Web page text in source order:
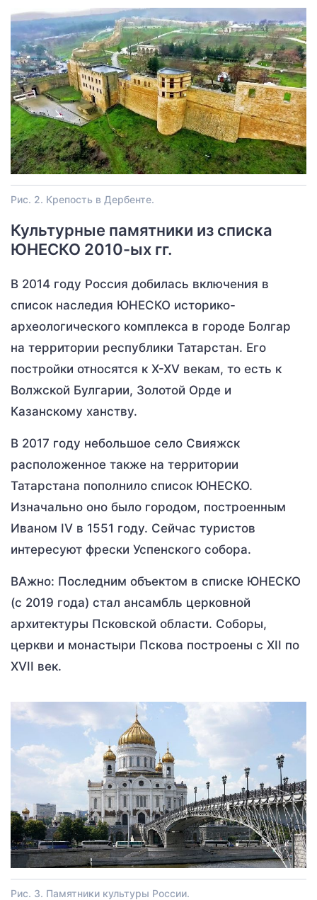
Рис. 2. Крепость в Дербенте.
Культурные памятники из списка
ЮНЕСКО 2010-ых гг.
В 2014 году Россия добилась включения в
список наследия ЮНЕСКО историко-
археологического комплекса в городе Болгар
на территории республики Татарстан. Его
постройки относятся к X-XV векам, то есть к
Волжской Булгарии, Золотой Орде и
Казанскому ханству.
В 2017 году небольшое село Свияжск
расположенное также на территории
Татарстана пополнило список ЮНЕСКО.
Изначально оно было городом, построенным
Иваном IV в 1551 году. Сейчас туристов
интересуют фрески Успенского собора.
ВАжно: Последним объектом в списке ЮНЕСКО
(с 2019 года) стал ансамбль церковной
архитектуры Псковской области. Соборы,
церкви и монастыри Пскова построены с XII по
XVII век.
Рис. 3. Памятники культуры России.